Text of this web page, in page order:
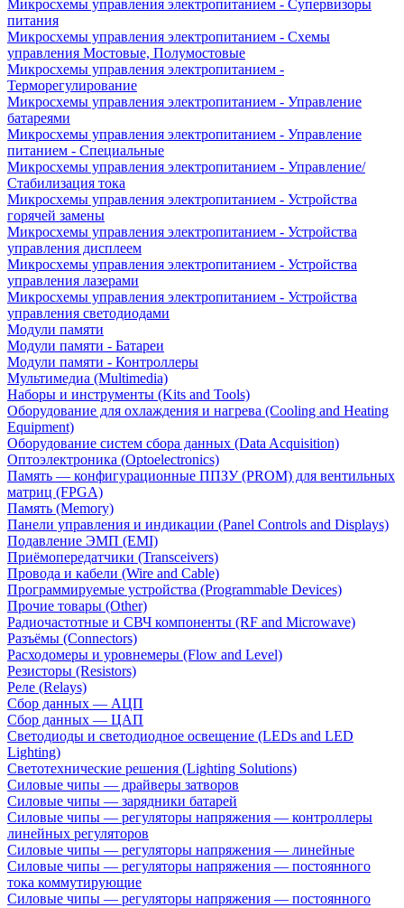
Микросхемы управления электропитанием - Супервизоры
питания
Микросхемы управления электропитанием - Схемы
управления Мостовые, Полумостовые
Микросхемы управления электропитанием -
Терморегулирование
Микросхемы управления электропитанием - Управление
батареями
Микросхемы управления электропитанием - Управление
питанием - Специальные
Микросхемы управления электропитанием - Управление/
Стабилизация тока
Микросхемы управления электропитанием - Устройства
горячей замены
Микросхемы управления электропитанием - Устройства
управления дисплеем
Микросхемы управления электропитанием - Устройства
управления лазерами
Микросхемы управления электропитанием - Устройства
управления светодиодами
Модули памяти
Модули памяти - Батареи
Модули памяти - Контроллеры
Мультимедиа (Multimedia)
Наборы и инструменты (Kits and Tools)
Оборудование для охлаждения и нагрева (Cooling and Heating
Equipment)
Оборудование систем сбора данных (Data Acquisition)
Оптоэлектроника (Optoelectronics)
Память — конфигурационные ППЗУ (PROM) для вентильных
матриц (FPGA)
Память (Memory)
Панели управления и индикации (Panel Controls and Displays)
Подавление ЭМП (EMI)
Приёмопередатчики (Transceivers)
Провода и кабели (Wire and Cable)
Программируемые устройства (Programmable Devices)
Прочие товары (Other)
Радиочастотные и СВЧ компоненты (RF and Microwave)
Разъёмы (Connectors)
Расходомеры и уровнемеры (Flow and Level)
Резисторы (Resistors)
Реле (Relays)
Сбор данных — АЦП
Сбор данных — ЦАП
Светодиоды и светодиодное освещение (LEDs and LED
Lighting)
Светотехнические решения (Lighting Solutions)
Силовые чипы — драйверы затворов
Силовые чипы — зарядники батарей
Силовые чипы — регуляторы напряжения — контроллеры
линейных регуляторов
Силовые чипы — регуляторы напряжения — линейные
Силовые чипы — регуляторы напряжения — постоянного
тока коммутирующие
Силовые чипы — регуляторы напряжения — постоянного